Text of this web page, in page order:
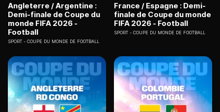
Angleterre / Argentine :
Demi-finale de Coupe du
monde FIFA 2026 -
Football
SPORT COUPE DU MONDE DE FOOTBALL
France / Espagne : Demi-
finale de Coupe du monde
FIFA 2026 - Football
SPORT COUPE DU MONDE DE FOOTBALL